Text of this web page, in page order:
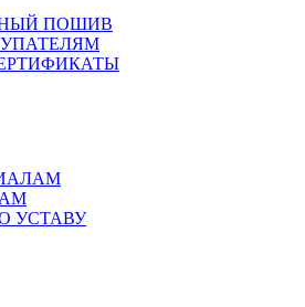
ПОШИВ
УСТАВУ